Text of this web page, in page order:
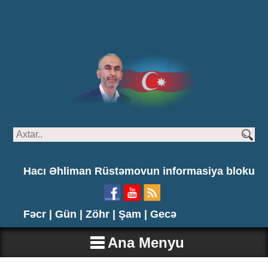
Hacı Əhliman Rüstəmovun informasiya bloku
Fəcr | Gün | Zöhr | Şam | Gecə
Ana Menyu